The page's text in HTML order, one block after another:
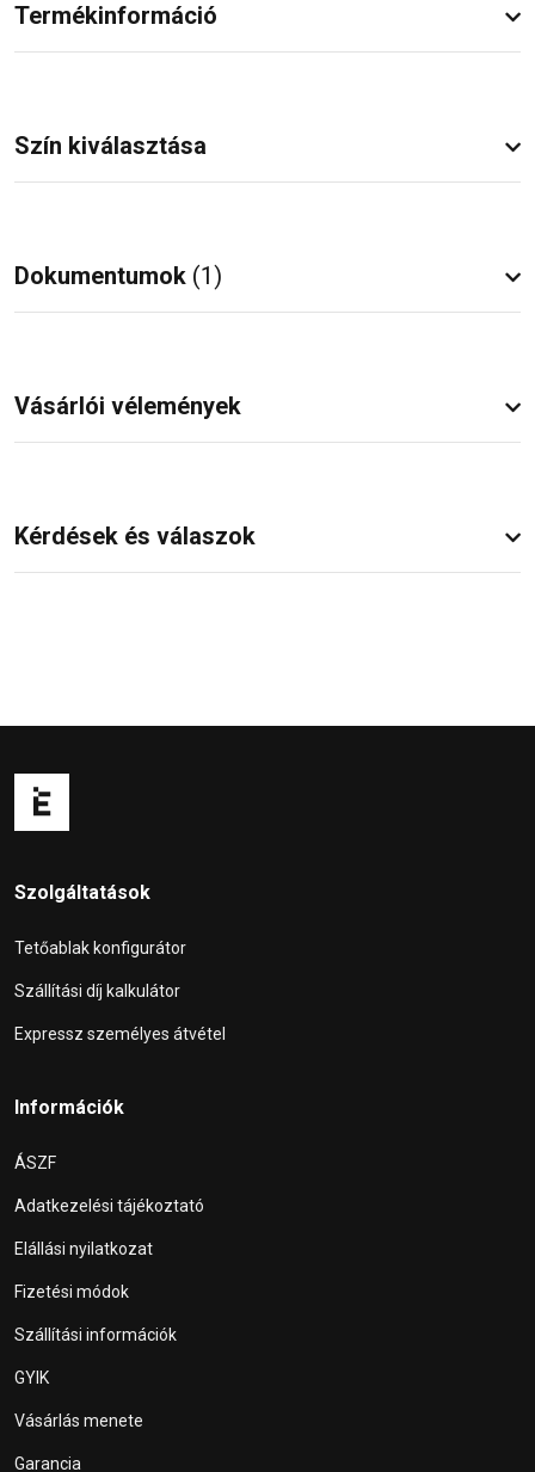
Termékinformáció
Szín kiválasztása
Dokumentumok (1)
Vásárlói vélemények
Kérdések és válaszok
Szolgáltatások
Tetőablak konfigurátor
Szállítási díj kalkulátor
Expressz személyes átvétel
Információk
ÁSZF
Adatkezelési tájékoztató
Elállási nyilatkozat
Fizetési módok
Szállítási információk
GYIK
Vásárlás menete
Garancia